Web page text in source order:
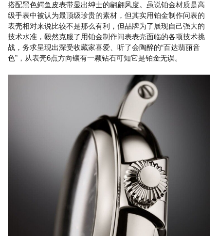
搭配黑色鳄鱼皮表带显出绅士的翩翩风度。虽说铂金材质是高
级手表中被认为最顶级珍贵的素材，但其实用铂金制作问表的
表壳相对来说比较不是那么有利，但品牌为了展现自己强大的
技术水准，毅然克服了用铂金制作问表表壳面临的各项技术挑
战，务求呈现出深受收藏家喜爱、听了会陶醉的“百达翡丽音
色”，从表壳6点方向镶有一颗钻石可知它是铂金无误。